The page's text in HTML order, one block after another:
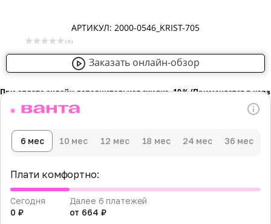
АРТИКУЛ: 2000-0546_KRIST-705
( 0 )
Заказать онлайн-обзор
При оплате онлайн дополнительная скидка -10％ (Применяется в
6 мес 10 мес 12 мес 18 мес 24 мес 36 мес
Плати комфортно:
Сегодня
0 ₽
Далее 6 платежей
от 664 ₽